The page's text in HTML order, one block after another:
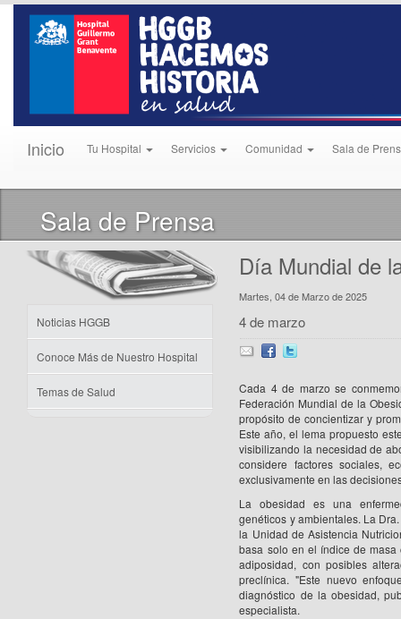
Inicio Tu Hospital Servicios Comunidad Sala de
Sala de Prensa
Noticias HGGB
Conoce Más de Nuestro Hospital
Temas de Salud
Día Mundial de
Martes, 04 de Marzo de 2025
4 de marzo
Cada 4 de marzo se
Federación Mundial de la
propósito de concientizar y
Este año, el lema propuesto
visibilizando la necesidad de
considere factores sociales,
exclusivamente en las
La obesidad es una
genéticos y ambientales. La
la Unidad de Asistencia
basa solo en el índice de
adiposidad, con posibles
preclínica. "Este nuevo
diagnóstico de la obesidad,
especialista.